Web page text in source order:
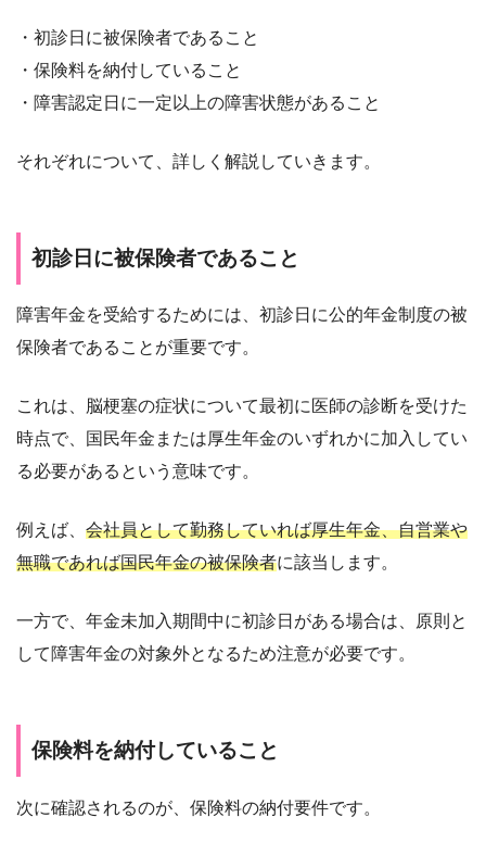
・初診日に被保険者であること
・保険料を納付していること
・障害認定日に一定以上の障害状態があること
それぞれについて、詳しく解説していきます。
初診日に被保険者であること
障害年金を受給するためには、初診日に公的年金制度の被
保険者であることが重要です。
これは、脳梗塞の症状について最初に医師の診断を受けた
時点で、国民年金または厚生年金のいずれかに加入してい
る必要があるという意味です。
例えば、 会社員として勤務していれば厚生年金、自営業や
無職であれば国民年金の被保険者に該当します。
一方で、年金未加入期間中に初診日がある場合は、原則と
して障害年金の対象外となるため注意が必要です。
保険料を納付していること
次に確認されるのが、保険料の納付要件です。